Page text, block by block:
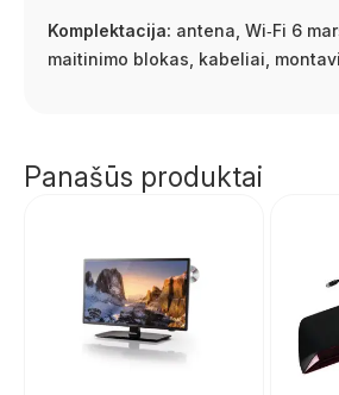
Komplektacija: antena, Wi‑Fi 6
maitinimo blokas, kabeliai,
Panašūs produktai